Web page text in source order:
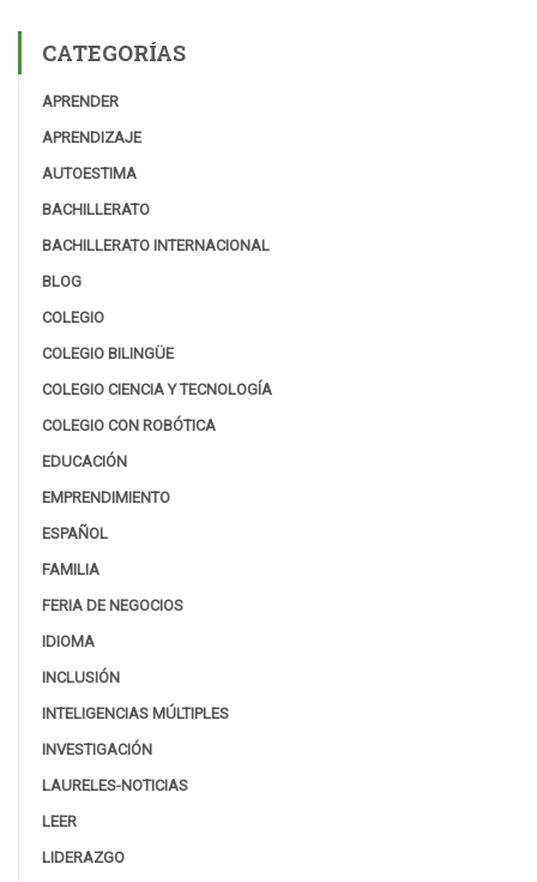
CATEGORÍAS
APRENDER
APRENDIZAJE
AUTOESTIMA
BACHILLERATO
BACHILLERATO INTERNACIONAL
BLOG
COLEGIO
COLEGIO BILINGÜE
COLEGIO CIENCIA Y TECNOLOGÍA
COLEGIO CON ROBÓTICA
EDUCACIÓN
EMPRENDIMIENTO
ESPAÑOL
FAMILIA
FERIA DE NEGOCIOS
IDIOMA
INCLUSIÓN
INTELIGENCIAS MÚLTIPLES
INVESTIGACIÓN
LAURELES-NOTICIAS
LEER
LIDERAZGO